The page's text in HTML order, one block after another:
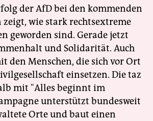
der AfD bei den kommenden
wie stark rechtsextreme
geworden sind. Gerade jetzt
und Solidarität. Auch
den Menschen, die sich vor Ort
einsetzen. Die taz
mit "Alles beginnt im
unterstützt bundesweit
Orte und baut einen